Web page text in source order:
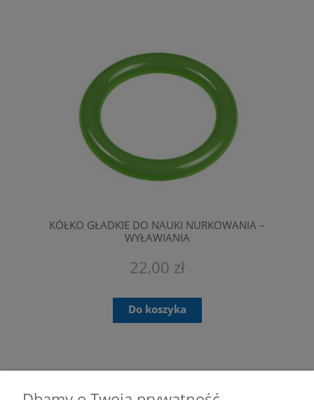
KÓŁKO GŁADKIE DO NAUKI NURKOWANIA –
WYŁAWIANIA
22,00 zł
Do koszyka